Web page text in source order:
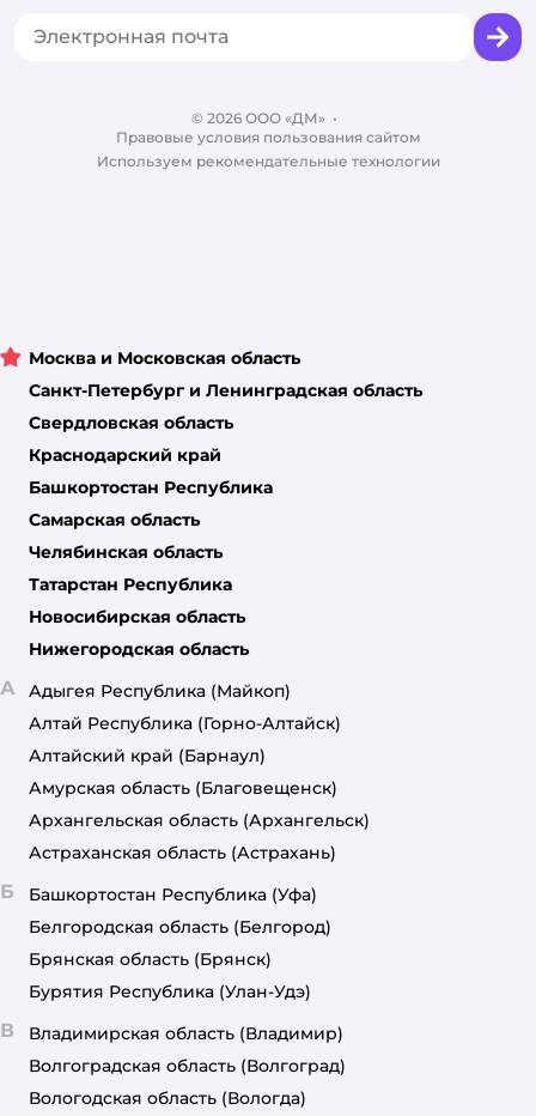
Блог
Корм для собак
© 2026 ООО «ДМ» •
Правовые условия пользования сайтом
Используем рекомендательные технологии
Москва и Московская область
Санкт-Петербург и Ленинградская область
Свердловская область
Краснодарский край
Башкортостан Республика
Самарская область
Челябинская область
Татарстан Республика
Новосибирская область
Нижегородская область
А Адыгея Республика (Майкоп)
Алтай Республика (Горно-Алтайск)
Алтайский край (Барнаул)
Амурская область (Благовещенск)
Архангельская область (Архангельск)
Астраханская область (Астрахань)
Б Башкортостан Республика (Уфа)
Белгородская область (Белгород)
Брянская область (Брянск)
Бурятия Республика (Улан-Удэ)
В Владимирская область (Владимир)
Волгоградская область (Волгоград)
Вологодская область (Вологда)